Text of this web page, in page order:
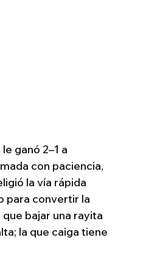
ganó 2–1 a
con paciencia,
la vía rápida
para convertir la
bajar una rayita
la que caiga tiene